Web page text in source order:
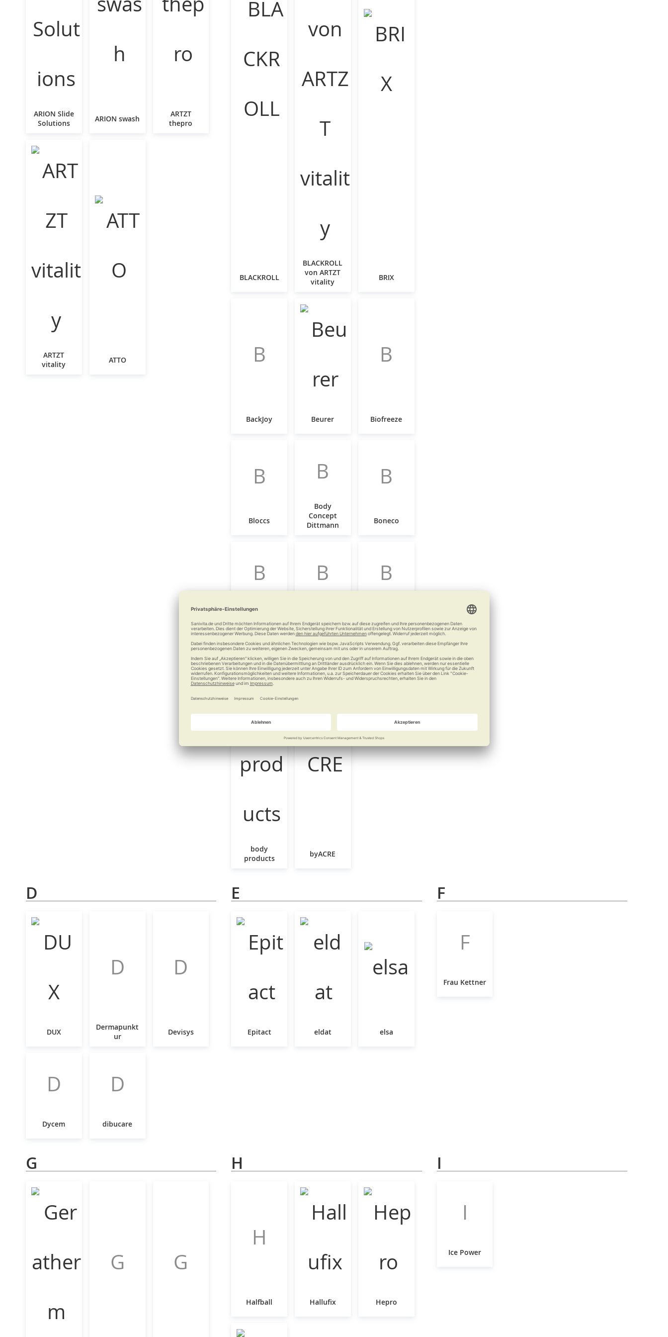
ARION Slide
Solutions
ARION swash
ARTZT
thepro
ARTZT
vitality
ATTO
BLACKROLL
BLACKROLL
von ARTZT
vitality
BRIX
B
BackJoy Beurer
B
Biofreeze
B
Bloccs
B
Body
Concept
Dittmann
B
Boneco
B
Brinkhaus
B B
body
products
byACRE
D
DUX
D
Dermapunkt
ur
D
Devisys
D
Dycem
D
dibucare
E
Epitact eldat elsa
F
F
Frau Kettner
G
G G
H
H
Halfball Hallufix Hepro
I
I
Ice Power